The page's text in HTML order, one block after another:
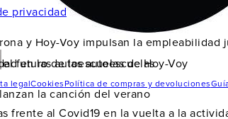
y Hoy-Voy impulsan la
la canción del verano
muy 2.0
el futuro de las autoescuelas
en las autoescuelas de Hoy-Voy
frente al Covid19 en la vuelta a la
privacidad
legalCookies Política de compras y devoluciones